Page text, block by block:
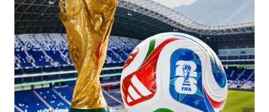
Quais cuidados manter para que os
CDs continuem funcionando?
A manutenção é mínima, mas alguns cuidados
garantem que osCDsmantenham sua eficácia por
meses ou até anos. A poeira e a sujeira que se
acumulam sobre a superfície espelhada reduzem